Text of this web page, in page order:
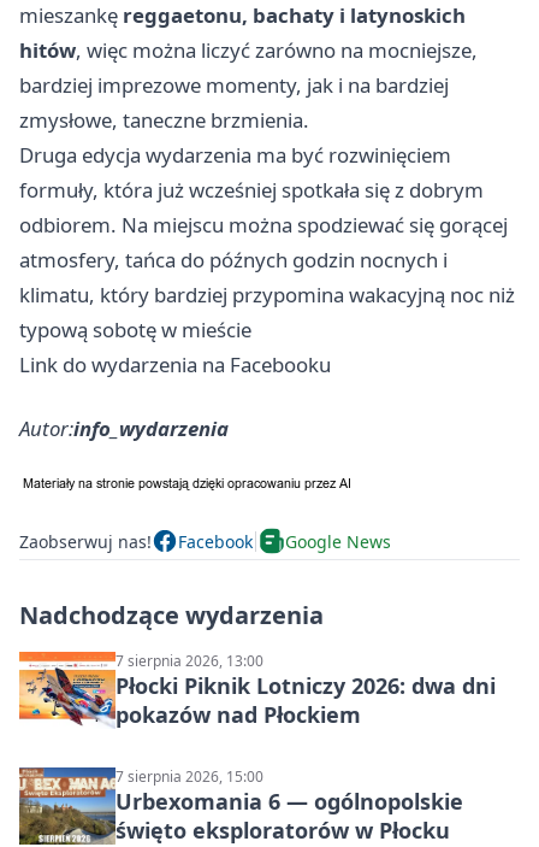
mieszankę reggaetonu, bachaty i latynoskich
hitów, więc można liczyć zarówno na mocniejsze,
bardziej imprezowe momenty, jak i na bardziej
zmysłowe, taneczne brzmienia.
Druga edycja wydarzenia ma być rozwinięciem
formuły, która już wcześniej spotkała się z dobrym
odbiorem. Na miejscu można spodziewać się gorącej
atmosfery, tańca do późnych godzin nocnych i
klimatu, który bardziej przypomina wakacyjną noc niż
typową sobotę w mieście
Link do wydarzenia na Facebooku
Autor:info_wydarzenia
Zaobserwuj nas! Facebook Google News
Nadchodzące wydarzenia
7 sierpnia 2026, 13:00
Płocki Piknik Lotniczy 2026: dwa dni
pokazów nad Płockiem
7 sierpnia 2026, 15:00
Urbexomania 6 — ogólnopolskie
święto eksploratorów w Płocku